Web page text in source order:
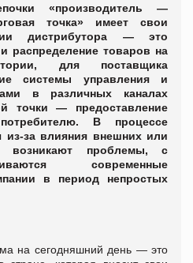
«производитель —
точка» имеет свои
дистрибутора — это
распределение товаров на
для поставщика
системы управления и
в различных каналах
точки — предоставление
В процессе
из-за влияния внешних или
возникают проблемы, с
современные
в период непростых
на сегодняшний день — это